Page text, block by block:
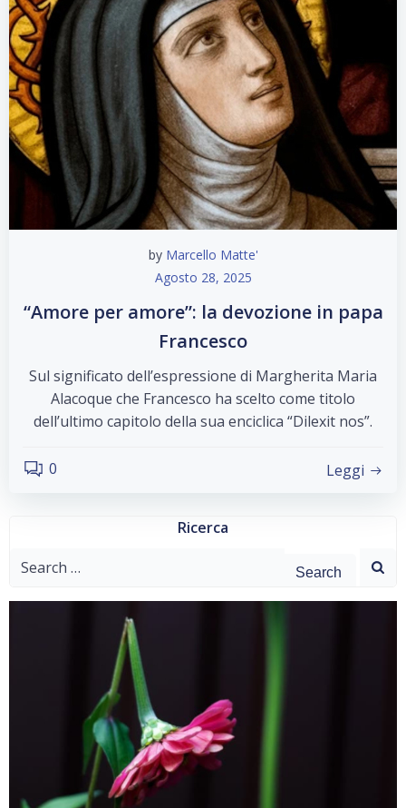
by Marcello Matte'
Agosto 28, 2025
“Amore per amore”: la devozione in papa
Francesco
Sul significato dell’espressione di Margherita Maria
Alacoque che Francesco ha scelto come titolo
dell’ultimo capitolo della sua enciclica “Dilexit nos”.
0 Leggi
Ricerca
Search